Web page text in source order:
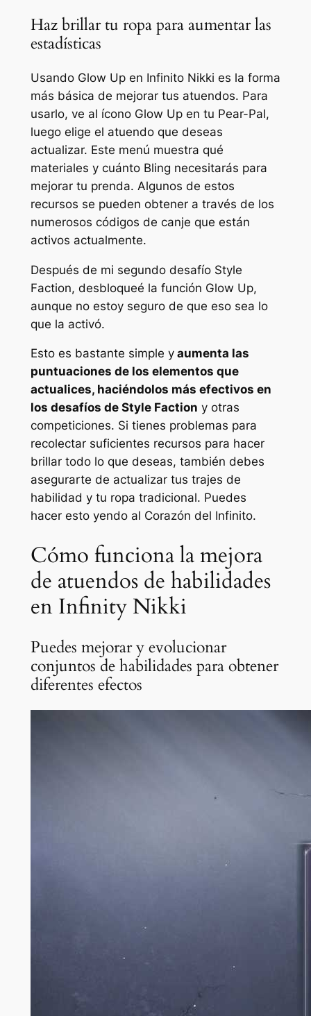
Haz brillar tu ropa para aumentar las
estadísticas
Usando Glow Up en Infinito Nikki es la forma
más básica de mejorar tus atuendos. Para
usarlo, ve al ícono Glow Up en tu Pear-Pal,
luego elige el atuendo que deseas
actualizar. Este menú muestra qué
materiales y cuánto Bling necesitarás para
mejorar tu prenda. Algunos de estos
recursos se pueden obtener a través de los
numerosos códigos de canje que están
activos actualmente.
Después de mi segundo desafío Style
Faction, desbloqueé la función Glow Up,
aunque no estoy seguro de que eso sea lo
que la activó.
Esto es bastante simple yaumenta las
puntuaciones de los elementos que
actualices, haciéndolos más efectivos en
los desafíos de Style Faction y otras
competiciones. Si tienes problemas para
recolectar suficientes recursos para hacer
brillar todo lo que deseas, también debes
asegurarte de actualizar tus trajes de
habilidad y tu ropa tradicional. Puedes
hacer esto yendo al Corazón del Infinito.
Cómo funciona la mejora
de atuendos de habilidades
en Infinity Nikki
Puedes mejorar y evolucionar
conjuntos de habilidades para obtener
diferentes efectos